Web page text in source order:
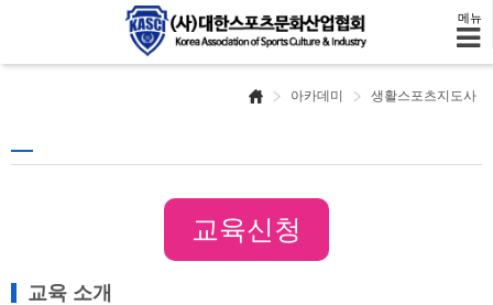
메뉴
아카데미 생활스포츠지도사
교육신청
교육 소개